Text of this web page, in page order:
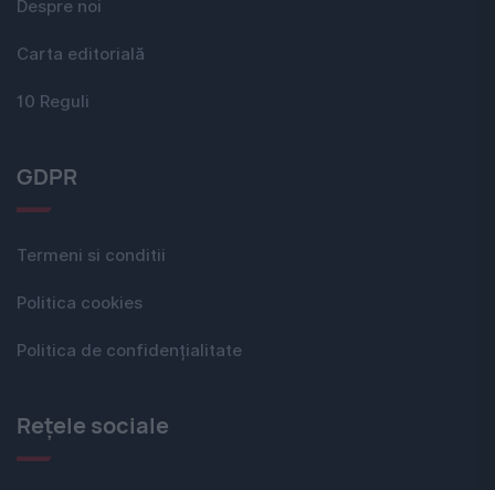
Despre noi
Carta editorială
10 Reguli
GDPR
Termeni si conditii
Politica cookies
Politica de confidențialitate
Rețele sociale